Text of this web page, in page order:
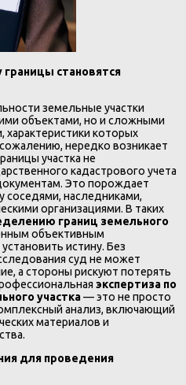
становятся
земельные участки
объектами, но и сложными
которых
нередко возникает
участка не
кадастрового учета
Это порождает
наследниками,
организациями. В таких
границ земельного
объективным
истину. Без
суд не может
а стороны рискуют потерять
экспертиза по
участка— это не просто
анализ, включающий
материалов и
для проведения